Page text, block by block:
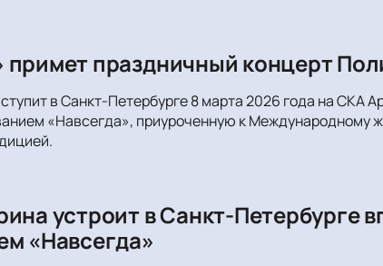
праздничный концерт
в Санкт-Петербурге 8 марта 2026 года на СКА
«Навсегда», приуроченную к Международному
устроит в Санкт-Петербурге
«Навсегда»